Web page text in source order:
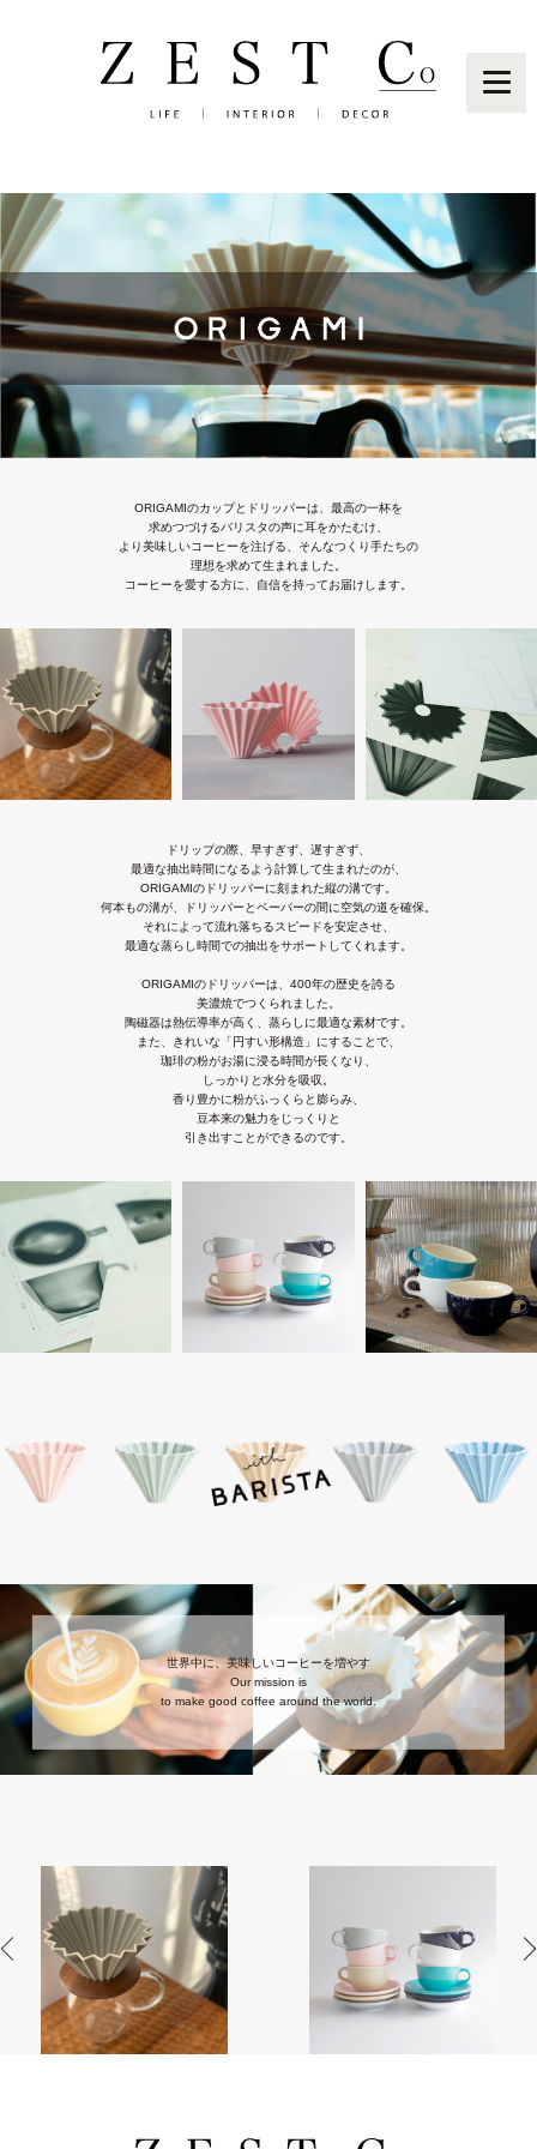
Brand
News
Shop
OEM
Company
ORIGAMIのカップとドリッパーは、最高の一杯を
求めつづけるバリスタの声に耳をかたむけ、
より美味しいコーヒーを注げる、そんなつくり手たちの
理想を求めて生まれました。
コーヒーを愛する方に、自信を持ってお届けします。
ドリップの際、早すぎず、遅すぎず、
最適な抽出時間になるよう計算して生まれたのが、
ORIGAMIのドリッパーに刻まれた縦の溝です。
何本もの溝が、ドリッパーとペーパーの間に空気の道を確保。
それによって流れ落ちるスピードを安定させ、
最適な蒸らし時間での抽出をサポートしてくれます。
ORIGAMIのドリッパーは、400年の歴史を誇る
美濃焼でつくられました。
陶磁器は熱伝導率が高く、蒸らしに最適な素材です。
また、きれいな「円すい形構造」にすることで、
珈琲の粉がお湯に浸る時間が長くなり、
しっかりと水分を吸収。
香り豊かに粉がふっくらと膨らみ、
豆本来の魅力をじっくりと
引き出すことができるのです。
世界中に、美味しいコーヒーを増やす
Our mission is
to make good coffee around the world.